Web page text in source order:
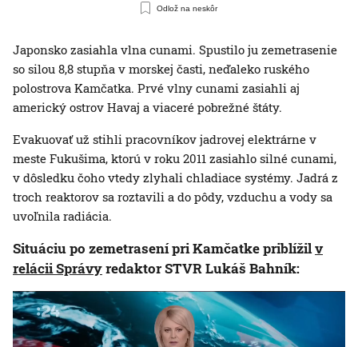
Odlož na neskôr
Japonsko zasiahla vlna cunami. Spustilo ju zemetrasenie
so silou 8,8 stupňa v morskej časti, neďaleko ruského
polostrova Kamčatka. Prvé vlny cunami zasiahli aj
americký ostrov Havaj a viaceré pobrežné štáty.
Evakuovať už stihli pracovníkov jadrovej elektrárne v
meste Fukušima, ktorú v roku 2011 zasiahlo silné cunami,
v dôsledku čoho vtedy zlyhali chladiace systémy. Jadrá z
troch reaktorov sa roztavili a do pôdy, vzduchu a vody sa
uvoľnila radiácia.
Situáciu po zemetrasení pri Kamčatke priblížilv
relácii Správyredaktor STVR Lukáš Bahník: